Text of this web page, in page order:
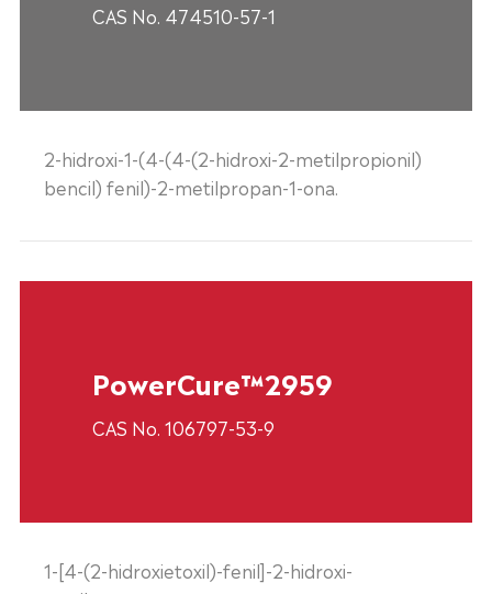
CAS No. 474510-57-1
2-hidroxi-1-(4-(4-(2-hidroxi-2-metilpropionil)
bencil) fenil)-2-metilpropan-1-ona.
PowerCure™2959
CAS No. 106797-53-9
1-[4-(2-hidroxietoxil)-fenil]-2-hidroxi-